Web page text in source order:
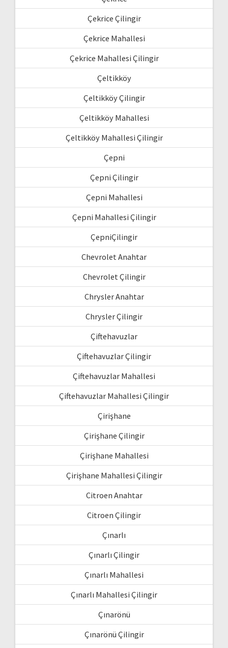
Çekrice Çilingir
Çekrice Mahallesi
Çekrice Mahallesi Çilingir
Çeltikköy
Çeltikköy Çilingir
Çeltikköy Mahallesi
Çeltikköy Mahallesi Çilingir
Çepni
Çepni Çilingir
Çepni Mahallesi
Çepni Mahallesi Çilingir
ÇepniÇilingir
Chevrolet Anahtar
Chevrolet Çilingir
Chrysler Anahtar
Chrysler Çilingir
Çiftehavuzlar
Çiftehavuzlar Çilingir
Çiftehavuzlar Mahallesi
Çiftehavuzlar Mahallesi Çilingir
Çirişhane
Çirişhane Çilingir
Çirişhane Mahallesi
Çirişhane Mahallesi Çilingir
Citroen Anahtar
Citroen Çilingir
Çınarlı
Çınarlı Çilingir
Çınarlı Mahallesi
Çınarlı Mahallesi Çilingir
Çınarönü
Çınarönü Çilingir